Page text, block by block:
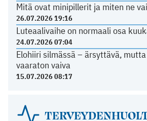
Mitä ovat minipillerit ja miten ne
26.07.2026 19:16
Luteaalivaihe on normaali osa
24.07.2026 07:04
Elohiiri silmässä – ärsyttävä,
vaaraton vaiva
15.07.2026 08:17